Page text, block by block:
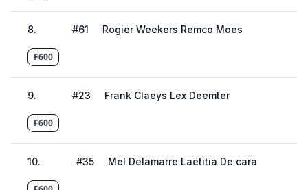
8. #61 Rogier Weekers Remco Moes
F600
9. #23 Frank Claeys Lex Deemter
F600
10. #35 Mel Delamarre Laëtitia De cara